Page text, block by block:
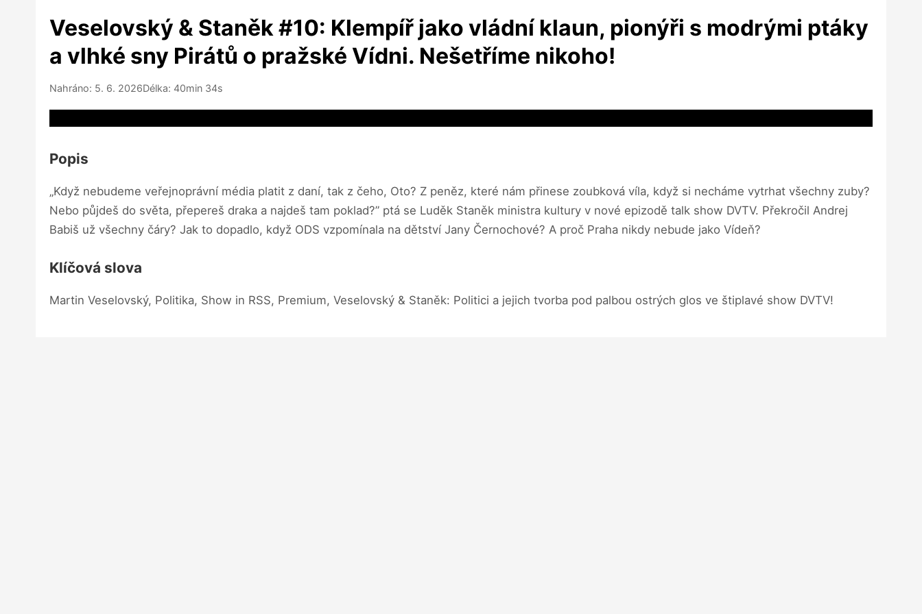
Veselovský & Staněk #10: Klempíř jako vládní klaun, pionýři s modrými ptáky
a vlhké sny Pirátů o pražské Vídni. Nešetříme nikoho!
Nahráno: 5. 6. 2026Délka: 40min 34s
Popis
„Když nebudeme veřejnoprávní média platit z daní, tak z čeho, Oto? Z peněz, které nám přinese zoubková víla, když si necháme vytrhat všechny zuby?
Nebo půjdeš do světa, přepereš draka a najdeš tam poklad?” ptá se Luděk Staněk ministra kultury v nové epizodě talk show DVTV. Překročil Andrej
Babiš už všechny čáry? Jak to dopadlo, když ODS vzpomínala na dětství Jany Černochové? A proč Praha nikdy nebude jako Vídeň?
Klíčová slova
Martin Veselovský, Politika, Show in RSS, Premium, Veselovský & Staněk: Politici a jejich tvorba pod palbou ostrých glos ve štiplavé show DVTV!